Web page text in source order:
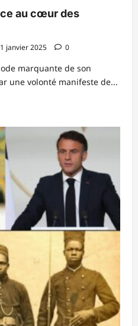
au cœur des
janvier 2025 0
marquante de son
une volonté manifeste de...